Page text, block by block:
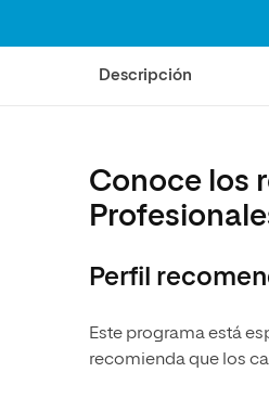
Ciencias Sociales
Humanidades
Diseño
Ciencias de la
Artes
Música
Descripción
Conoce los
Perfil
Este programa está
recomienda que los